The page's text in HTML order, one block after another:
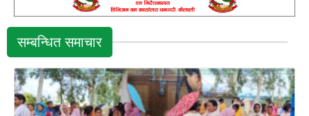
सम्बन्धित समाचार